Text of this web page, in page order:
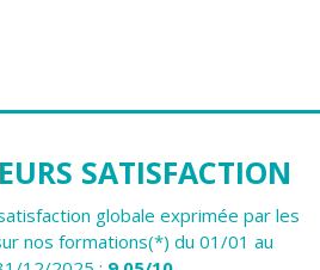
SATISFACTION
globale exprimée par les
nos formations(*) du 01/01 au